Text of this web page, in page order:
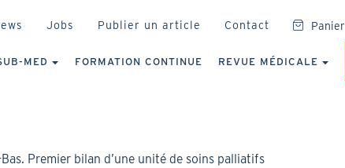
Jobs Publier un article Contact Panier
MED FORMATION CONTINUE REVUE MÉDICALE
Premier bilan d’une unité de soins palliatifs